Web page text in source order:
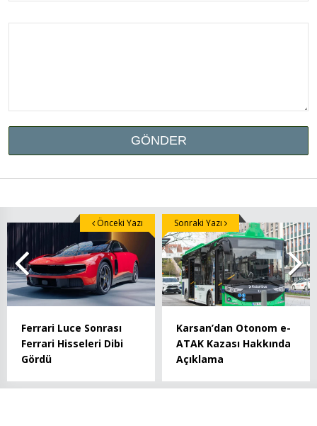
Ferrari Luce Sonrası
Ferrari Hisseleri Dibi
Gördü
Önceki Yazı
Karsan’dan Otonom e-
ATAK Kazası Hakkında
Açıklama
Sonraki Yazı